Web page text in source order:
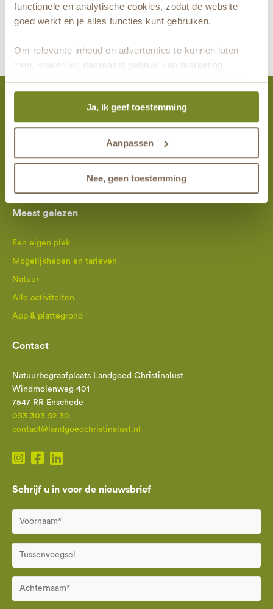
functionele en analytische cookies, zodat de website
goed werkt en je alles functies kunt gebruiken.
Om relevante inhoud en advertenties te kunnen laten
zien, maken wij daarnaast gebruik van marketing
cookies. Wij vragen hiervoor jouw toestemming. Het is
altijd mogelijk om je toestemming te veranderen. Alle
marketingprestaties worden geanalyseerd, zodat we
onze gasten nog beter kunnen helpen. Wil je meer weten
over het gebruik van cookies? Bekijk dan de andere
Ja, ik geef toestemming
Aanpassen
Nee, geen toestemming
maakt eeuwige grafrust in de natuur mogelijk samen met
Bezoek Landgoed Christinalust
Wandel mee
Meest gelezen
Een eigen plek
Mogelijkheden en tarieven
Natuur
Alle activiteiten
App & plattegrond
Contact
Natuurbegraafplaats Landgoed Christinalust
Windmolenweg 401
7547 RR Enschede
053 303 52 30
contact@landgoedchristinalust.nl
Schrijf u in voor de nieuwsbrief